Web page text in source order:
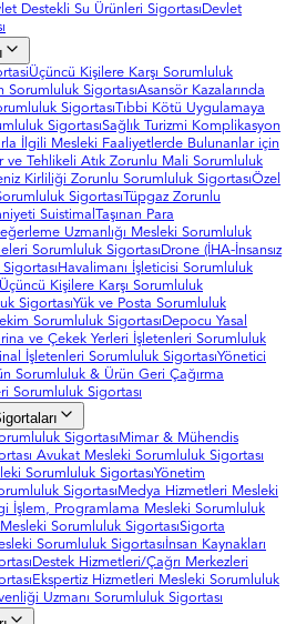
Destekli Su Ürünleri Sigortası Devlet
Üçüncü Kişilere Karşı Sorumluluk
Sorumluluk SigortasıAsansör Kazalarında
SigortasıTıbbi Kötü Uygulamaya
SigortasıSağlık Turizmi Komplikasyon
İlgili Mesleki Faaliyetlerde Bulunanlar için
ve Tehlikeli Atık Zorunlu Mali Sorumluluk
Kirliliği Zorunlu Sorumluluk SigortasıÖzel
SigortasıTüpgaz Zorunlu
Suistimal Taşınan Para
Uzmanlığı Mesleki Sorumluluk
Sorumluluk Sigortası Drone (İHA-İnsansız
Havalimanı İşleticisi Sorumluluk
Üçüncü Kişilere Karşı Sorumluluk
SigortasıYük ve Posta Sorumluluk
Sorumluluk Sigortası Depocu Yasal
ve Çekek Yerleri İşletenleri Sorumluluk
İşletenleri Sorumluluk SigortasıYönetici
Sorumluluk & Ürün Geri Çağırma
Sorumluluk Sigortası
Sigortası Mimar & Mühendis
Avukat Mesleki Sorumluluk Sigortası
Sorumluluk SigortasıYönetim
Sigortası Medya Hizmetleri Mesleki
İşlem, Programlama Mesleki Sorumluluk
Sorumluluk SigortasıSigorta
Sorumluluk Sigortası İnsan Kaynakları
Destek Hizmetleri/Çağrı Merkezleri
Ekspertiz Hizmetleri Mesleki Sorumluluk
Uzmanı Sorumluluk Sigortası